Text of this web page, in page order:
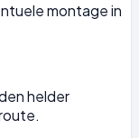
montage in
helder